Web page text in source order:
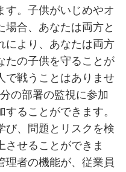
す。子供がいじめやオ
場合、あなたは両方と
により、あなたは両方
たの子供を守ることが
で戦うことはありませ
の部署の監視に参加
ることができます。
び、問題とリスクを検
させることができま
理者の機能が、従業員